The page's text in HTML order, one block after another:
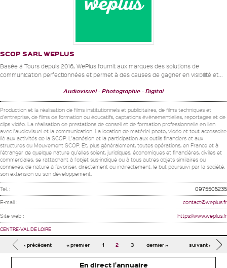
SCOP SARL WEPLUS
Basée à Tours depuis 2016, WePlus fournit aux marques des solutions de
communication perfectionnées et permet à des causes de gagner en visibilité et...
Audiovisuel Photographie Digital
Production et la réalisation de films institutionnels et publicitaires, de films techniques et
d'entreprise, de films de formation ou éducatifs, captations évènementielles, reportages et de
clips vidéo. La réalisation de prestations de conseil et de formation professionnelle en lien
avec l'audiovisuel et la communication. La location de matériel photo, vidéo et tout accessoire
lié aux activités de la SCOP. L'adhésion et la participation aux outils financiers et aux
structures du Mouvement SCOP. Et, plus généralement, toutes opérations, en France et à
l'étranger de quelque nature qu'elles soient, juridiques, économiques et financières, civiles et
commerciales, se rattachant à l'objet sus-indiqué ou à tous autres objets similaires ou
connexes, de nature à favoriser, directement ou indirectement, le but poursuivi par la société,
son extension ou son développement.
Tel. : 0975505235
E-mail : contact@weplus.fr
Site web : https://www.weplus.fr
CENTRE-VAL DE LOIRE
Pages
« premier
‹ précédent 1 2 3 suivant ›
dernier »
En direct l'annuaire